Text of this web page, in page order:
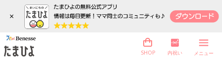
×
SHOP 内祝い メニュー